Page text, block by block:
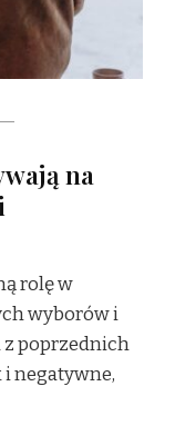
na
rolę w
wyborów i
z poprzednich
negatywne,